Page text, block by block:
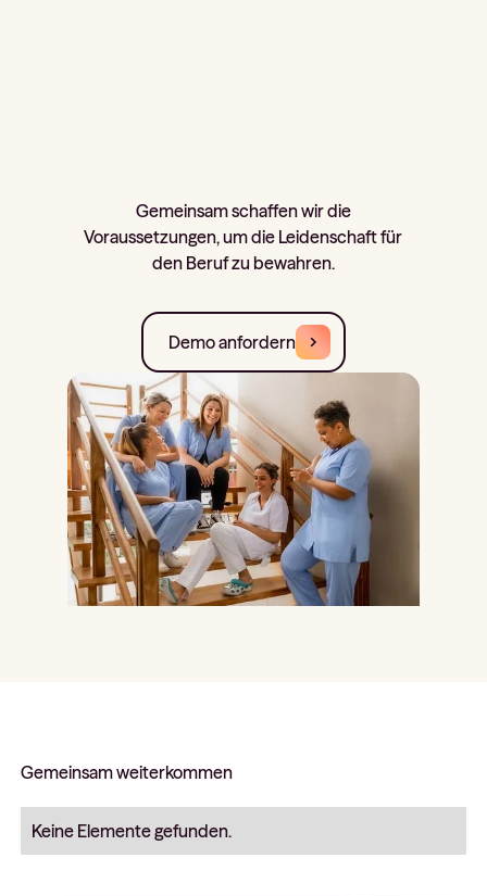
Gemeinsam schaffen wir die
Voraussetzungen, um die Leidenschaft für
den Beruf zu bewahren.
Demo anfordern
Gemeinsam weiterkommen
Keine Elemente gefunden.